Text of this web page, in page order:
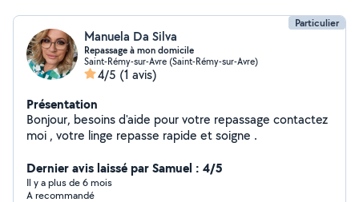
Particulier
Manuela Da Silva
Repassage à mon domicile
Saint-Rémy-sur-Avre (Saint-Rémy-sur-Avre)
4/5 (1 avis)
Présentation
Bonjour, besoins d'aide pour votre repassage contactez
moi , votre linge repasse rapide et soigne .
Dernier avis laissé par Samuel : 4/5
Il y a plus de 6 mois
A recommandé